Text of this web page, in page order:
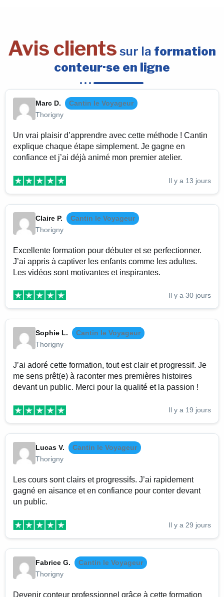
Avis clients sur la formation
conteur·se en ligne
Marc D.
Cantin le Voyageur
Thorigny
Un vrai plaisir d’apprendre avec cette méthode ! Cantin
explique chaque étape simplement. Je gagne en
confiance et j’ai déjà animé mon premier atelier.
Il y a 13 jours
Claire P.
Cantin le Voyageur
Thorigny
Excellente formation pour débuter et se perfectionner.
J’ai appris à captiver les enfants comme les adultes.
Les vidéos sont motivantes et inspirantes.
Il y a 30 jours
Sophie L.
Cantin le Voyageur
Thorigny
J’ai adoré cette formation, tout est clair et progressif. Je
me sens prêt(e) à raconter mes premières histoires
devant un public. Merci pour la qualité et la passion !
Il y a 19 jours
Lucas V.
Cantin le Voyageur
Thorigny
Les cours sont clairs et progressifs. J’ai rapidement
gagné en aisance et en confiance pour conter devant
un public.
Il y a 29 jours
Fabrice G.
Cantin le Voyageur
Thorigny
Devenir conteur professionnel grâce à cette formation